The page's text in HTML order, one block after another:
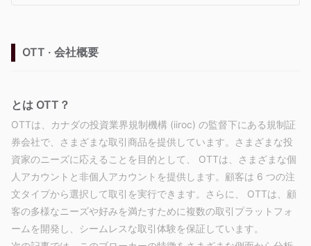
OTT · 会社概要
とは OTT？
OTTは、カナダの投資業界規制機構 (iiroc) の監督下にある規制証
券会社で、さまざまな取引商品を提供しています。さまざまな投
資家のニーズに応えることを目的として、 OTTは、さまざまな個
人アカウントと非個人アカウントを提供します。顧客は 6 つの注
文タイプから選択して取引を実行できます。さらに、 OTTは、顧
客の多様なニーズや好みを満たすために複数の取引プラットフォ
ームを開発し、シームレスな取引体験を保証しています。